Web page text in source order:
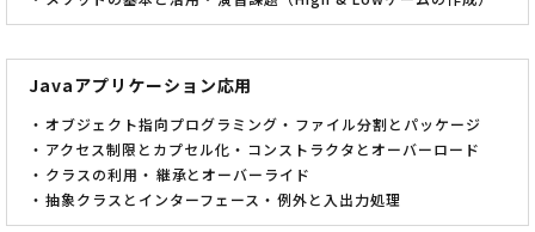
Javaアプリケーション応用
オブジェクト指向プログラミング
ファイル分割とパッケージ
アクセス制限とカプセル化
コンストラクタとオーバーロード
クラスの利用
継承とオーバーライド
抽象クラスとインターフェース
例外と入出力処理